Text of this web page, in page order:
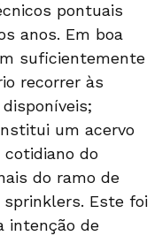
pontuais
anos. Em boa
suficientemente
recorrer às
um acervo
cotidiano do
do ramo de
Este foi
intenção de